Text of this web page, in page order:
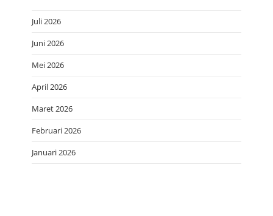
Juli 2026
Juni 2026
Mei 2026
April 2026
Maret 2026
Februari 2026
Januari 2026